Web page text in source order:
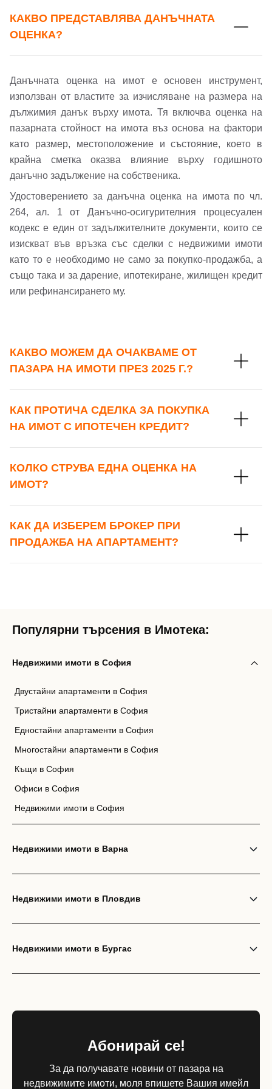
КАКВО ПРЕДСТАВЛЯВА ДАНЪЧНАТА
ОЦЕНКА?
Данъчната оценка на имот е основен инструмент,
използван от властите за изчисляване на размера на
дължимия данък върху имота. Тя включва оценка на
пазарната стойност на имота въз основа на фактори
като размер, местоположение и състояние, което в
крайна сметка оказва влияние върху годишното
данъчно задължение на собственика.
Удостоверението за данъчна оценка на имота по чл.
264, ал. 1 от Данъчно-осигурителния процесуален
кодекс е един от задължителните документи, които се
изискват във връзка със сделки с недвижими имоти
като то е необходимо не само за покупко-продажба, а
също така и за дарение, ипотекиране, жилищен кредит
или рефинансирането му.
КАКВО МОЖЕМ ДА ОЧАКВАМЕ ОТ
ПАЗАРА НА ИМОТИ ПРЕЗ 2025 Г.?
КАК ПРОТИЧА СДЕЛКА ЗА ПОКУПКА
НА ИМОТ С ИПОТЕЧЕН КРЕДИТ?
КОЛКО СТРУВА ЕДНА ОЦЕНКА НА
ИМОТ?
КАК ДА ИЗБЕРЕМ БРОКЕР ПРИ
ПРОДАЖБА НА АПАРТАМЕНТ?
Популярни търсения в Имотека:
Недвижими имоти в София
Двустайни апартаменти в София
Тристайни апартаменти в София
Едностайни апартаменти в София
Многостайни апартаменти в София
Къщи в София
Офиси в София
Недвижими имоти в София
Недвижими имоти в Варна
Недвижими имоти в Пловдив
Недвижими имоти в Бургас
Абонирай се!
За да получавате новини от пазара на
недвижимите имоти, моля впишете Вашия имейл